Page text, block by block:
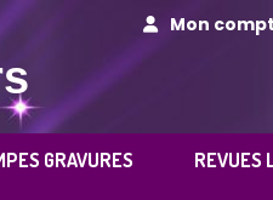
Mon
GRAVURES REVUES